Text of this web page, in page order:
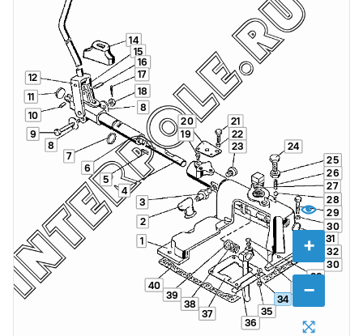
+
−
1
2
3
4
5
6
7
8
8
9
10
11
12
14
15
16
17
18
19
20
21
22
23 24
25
26
27
28
29
30
30
30
31
32
33
34
35
36
37
38
39
40